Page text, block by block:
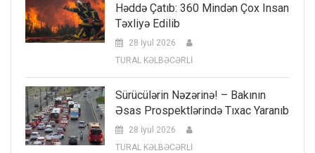
Həddə Çatıb: 360 Mindən Çox Insan
Təxliyə Edilib
28 İyul 2026
TURAL KƏLBƏCƏRLİ
Sürücülərin Nəzərinə! – Bakının
Əsas Prospektlərində Tıxac Yaranıb
28 İyul 2026
TURAL KƏLBƏCƏRLİ